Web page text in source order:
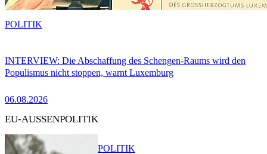
INTERVIEW: Die Abschaffung des Schengen-Raums wird den
Populismus nicht stoppen, warnt Luxemburg
06.08.2026
POLITIK
EU-AUSSENPOLITIK
POLITIK